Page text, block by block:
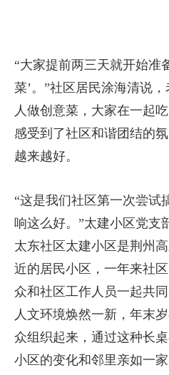
“大家提前两三天就开始准
菜’。”社区居民涂海清说
人做创意菜，大家在一起
感受到了社区和谐团结的
越来越好。
“这是我们社区第一次尝试
响这么好。”太建小区党支
太东社区太建小区是荆州
近的居民小区，一年来社
众和社区工作人员一起共
人文环境焕然一新，年末
众组织起来，通过这种长
小区的变化和邻里亲如一家